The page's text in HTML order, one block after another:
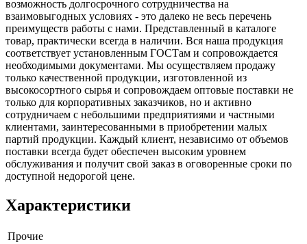
возможность долгосрочного сотрудничества на
взаимовыгодных условиях - это далеко не весь перечень
преимуществ работы с нами. Представленный в каталоге
товар, практически всегда в наличии. Вся наша продукция
соответствует установленным ГОСТам и сопровождается
необходимыми документами. Мы осуществляем продажу
только качественной продукции, изготовленной из
высокосортного сырья и сопровождаем оптовые поставки не
только для корпоративных заказчиков, но и активно
сотрудничаем с небольшими предприятиями и частными
клиентами, заинтересованными в приобретении малых
партий продукции. Каждый клиент, независимо от объемов
поставки всегда будет обеспечен высоким уровнем
обслуживания и получит свой заказ в оговоренные сроки по
доступной недорогой цене.
Характеристики
Прочие